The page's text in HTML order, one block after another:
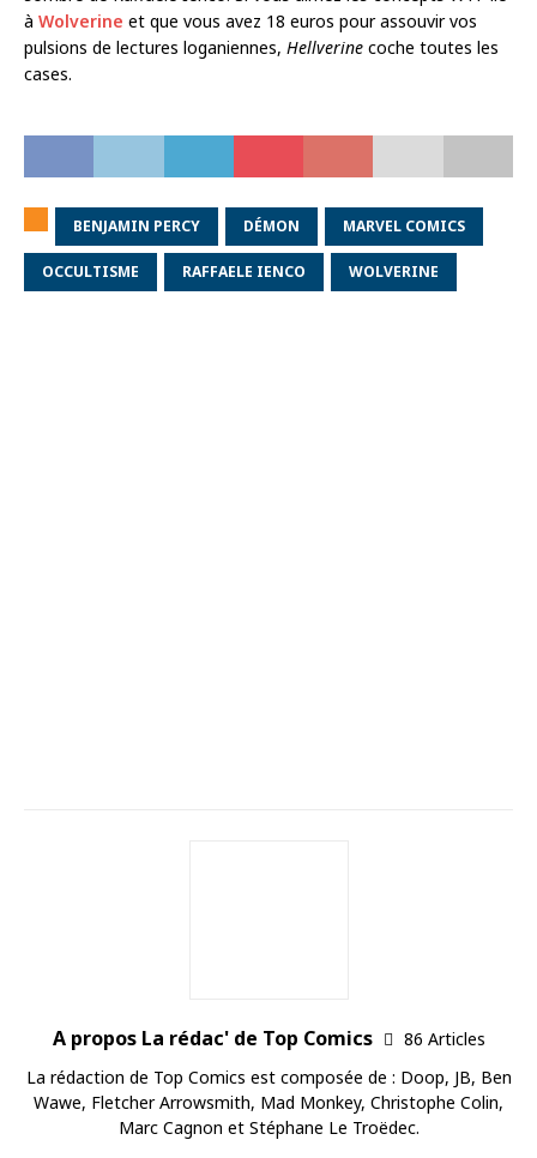
à Wolverine et que vous avez 18 euros pour assouvir vos
pulsions de lectures loganiennes, Hellverine coche toutes les
cases.
BENJAMIN PERCY DÉMON MARVEL COMICS
OCCULTISME RAFFAELE IENCO WOLVERINE
A propos La rédac' de Top Comics
86 Articles
La rédaction de Top Comics est composée de : Doop, JB, Ben
Wawe, Fletcher Arrowsmith, Mad Monkey, Christophe Colin,
Marc Cagnon et Stéphane Le Troëdec.